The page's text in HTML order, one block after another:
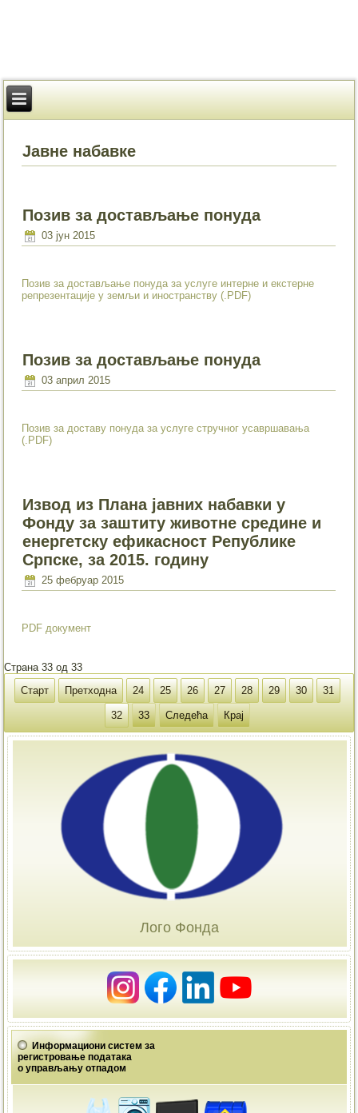
Јавне набавке
Позив за достављање понуда
03 јун 2015
Позив за достављање понуда за услуге интерне и екстерне
репрезентације у земљи и иностранству (.PDF)
Позив за достављање понуда
03 април 2015
Позив за доставу понуда за услуге стручног усавршавања
(.PDF)
Извод из Плана јавних набавки у
Фонду за заштиту животне средине и
енергетску ефикасност Републике
Српске, за 2015. годину
25 фебруар 2015
PDF документ
Страна 33 од 33
Старт
Претходна 24 25 26 27 28 29 30 31
32 33 Следећа Крај
Лого Фонда
Информациони систем за
регистровање података
о управљању отпадом